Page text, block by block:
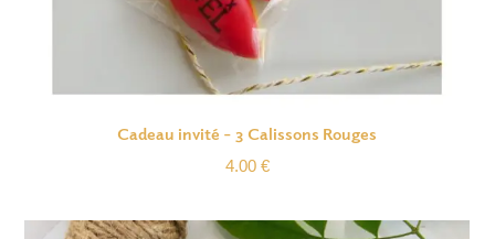
Cadeau invité – 3 Calissons Rouges
4.00 €